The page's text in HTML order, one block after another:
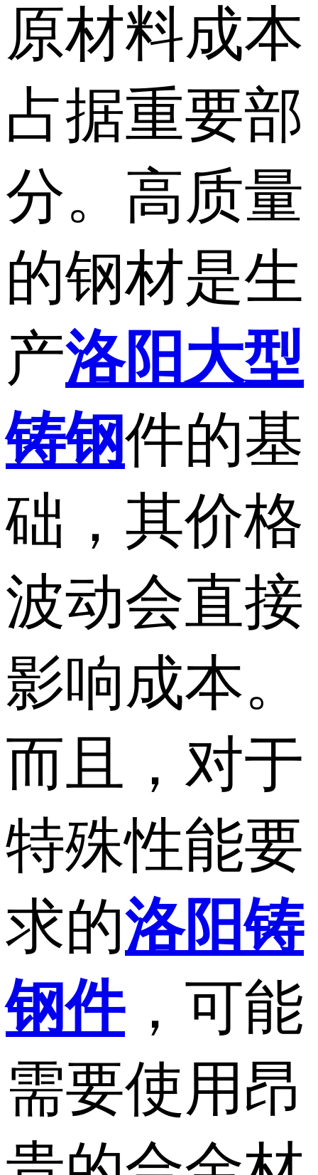
原材料成本
占据重要部
分。高质量
的钢材是生
产洛阳大型
铸钢件的基
础，其价格
波动会直接
影响成本。
而且，对于
特殊性能要
求的洛阳铸
钢件，可能
需要使用昂